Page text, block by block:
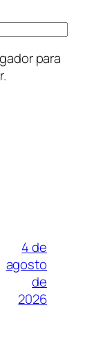
para
4 de
agosto
de
2026